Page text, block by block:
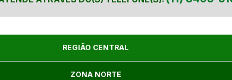
REGIÃO CENTRAL
ZONA NORTE